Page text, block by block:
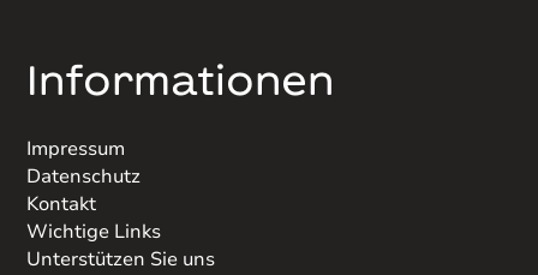
Informationen
Impressum
Datenschutz
Kontakt
Wichtige Links
Unterstützen Sie uns